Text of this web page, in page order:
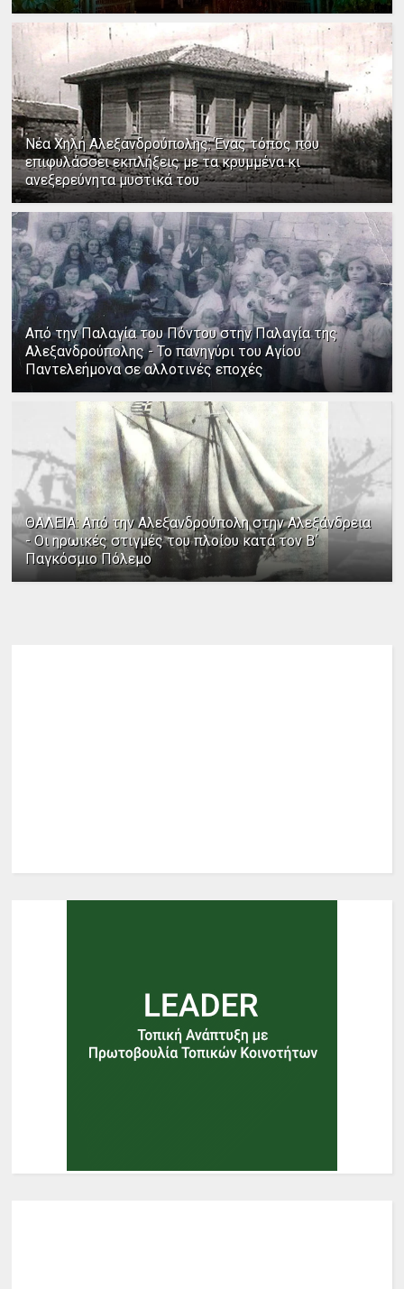
Νέα Χηλή Αλεξανδρούπολης: Ένας τόπος που
επιφυλάσσει εκπλήξεις με τα κρυμμένα κι
ανεξερεύνητα μυστικά του
Από την Παλαγία του Πόντου στην Παλαγία της
Αλεξανδρούπολης - Το πανηγύρι του Αγίου
Παντελεήμονα σε αλλοτινές εποχές
ΘΑΛΕΙΑ: Από την Αλεξανδρούπολη στην Αλεξάνδρεια
- Οι ηρωικές στιγμές του πλοίου κατά τον Β΄
Παγκόσμιο Πόλεμο